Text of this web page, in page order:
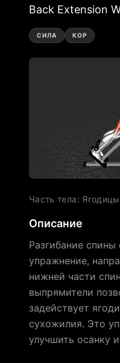
Back Extension
СИЛА КОР
Часть тела: Ягодицы
Описание
Разгибание
упражнение,
нижней части
выпрямители
задействует
сухожилия. Это
улучшить осанку